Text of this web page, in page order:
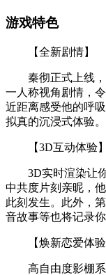
游戏特色
【全新剧情】
秦彻正式上线，
一人称视角剧情，
近距离感受他的呼
拟真的沉浸式体验。
【3D互动体验】
3D实时渲染让你
中共度片刻亲昵，
此刻发生。此外，
音故事等也将记录
【焕新恋爱体验
高自由度影棚系